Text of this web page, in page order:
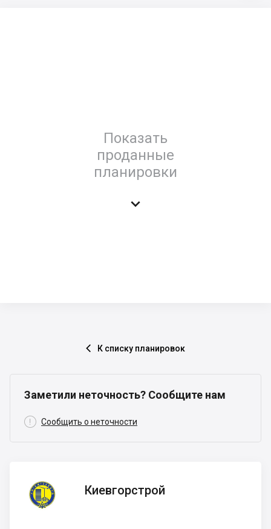
Показать
проданные
планировки

 К списку планировок
Заметили неточность? Сообщите нам
 Сообщить о неточности
Киевгорстрой
Киевгорстрой